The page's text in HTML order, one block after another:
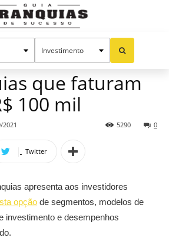
que faturam
100 mil
2021 0
5290
Twitter
apresenta aos investidores
opção de segmentos, modelos de
investimento e desempenhos